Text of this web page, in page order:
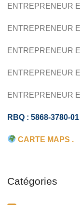
COMMERCIAL
ENTREPRENEUR
ENTREPRENEUR
ENTREPRENEUR
ENTREPRENEUR
ENTREPRENEUR
RBQ : 5868-3780-01
CARTE MAPS .
Catégories